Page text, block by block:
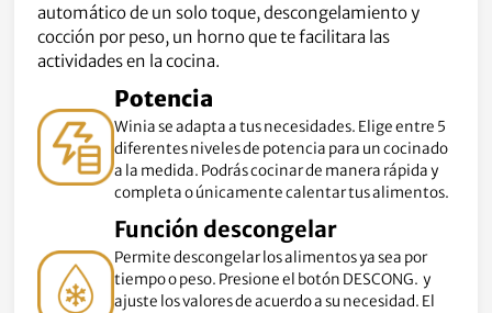
automático de un solo toque, descongelamiento y
cocción por peso, un horno que te facilitara las
actividades en la cocina.
Potencia
Winia se adapta a tus necesidades. Elige entre 5
diferentes niveles de potencia para un cocinado
a la medida. Podrás cocinar de manera rápida y
completa o únicamente calentar tus alimentos.
Función descongelar
Permite descongelar los alimentos ya sea por
tiempo o peso. Presione el botón DESCONG. y
ajuste los valores de acuerdo a su necesidad. El